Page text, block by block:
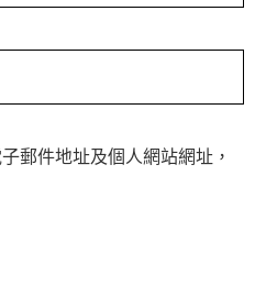
郵件地址及個人網站網址，